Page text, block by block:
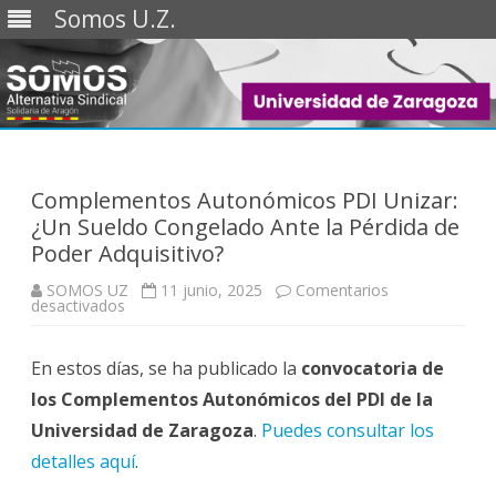
Somos U.Z.
Saltar
Complementos Autonómicos PDI Unizar:
¿Un Sueldo Congelado Ante la Pérdida de
Poder Adquisitivo?
SOMOS UZ 11 junio, 2025 Comentarios
desactivados
Unizar:
¿Un
Sueldo
Congelado
Ante
la
Pérdida
En estos días, se ha publicado la convocatoria de
los Complementos Autonómicos del PDI de la
Universidad de Zaragoza. Puedes consultar los
detalles aquí.